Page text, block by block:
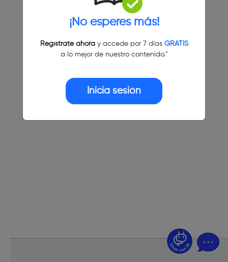
¡No esperes más!
Regístrate ahoray accede por 7 días GRATIS
a lo mejor de nuestro contenido."
Inicia sesión